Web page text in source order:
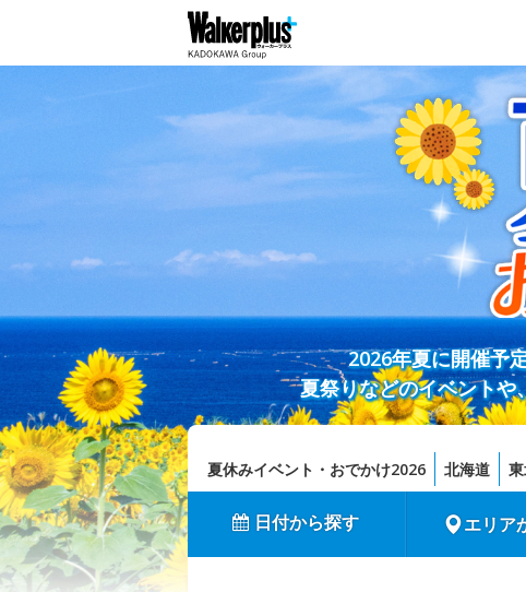
2026年夏に開催予
夏祭りなどのイベントや
夏休みイベント・おでかけ2026 北海道
日付から探す エリア